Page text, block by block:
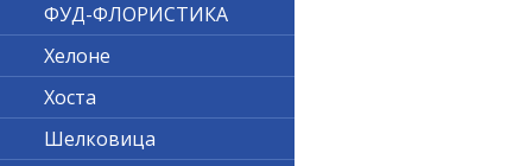
ФУД-ФЛОРИСТИКА
Хелоне
Хоста
Шелковица